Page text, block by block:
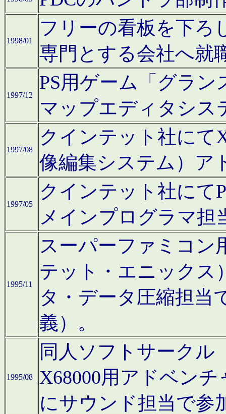
1998/01
フリーの看板を下ろ
専門とする会社へ就
1997/12
PS用ゲーム「グラン
マップエディタシス
1997/08
クインテット社にて
像編集システム）ア
1997/05
クインテット社にて
メインプログラマ担
1995/11
スーパーファミコン
テット・エニックス
タ・データ圧縮担当
義）。
1995/08
同人ソフトサークル
X68000用アドベン
にサウンド担当で参